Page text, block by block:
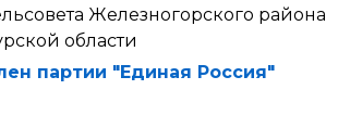
Железногорского района
области
партии "Единая Россия"